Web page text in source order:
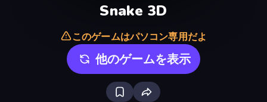
Snake 3D
このゲームはパソコン専用だよ
他のゲームを表示